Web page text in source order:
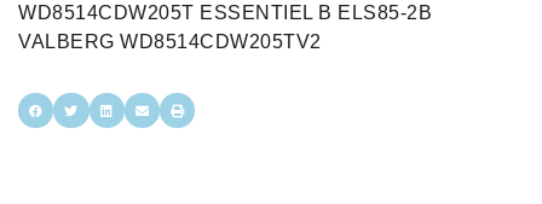
WD8514CDW205T ESSENTIEL B ELS85-2B
VALBERG WD8514CDW205TV2